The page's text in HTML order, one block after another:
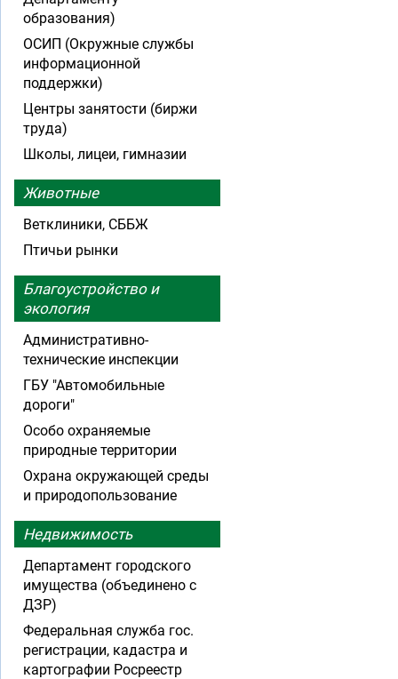
образования)
ОСИП (Окружные службы
информационной
поддержки)
Центры занятости (биржи
труда)
Школы, лицеи, гимназии
Животные
Ветклиники, СББЖ
Птичьи рынки
Благоустройство и
экология
Административно-
технические инспекции
ГБУ "Автомобильные
дороги"
Особо охраняемые
природные территории
Охрана окружающей среды
и природопользование
Недвижимость
Департамент городского
имущества (объединено с
ДЗР)
Федеральная служба гос.
регистрации, кадастра и
картографии Росреестр